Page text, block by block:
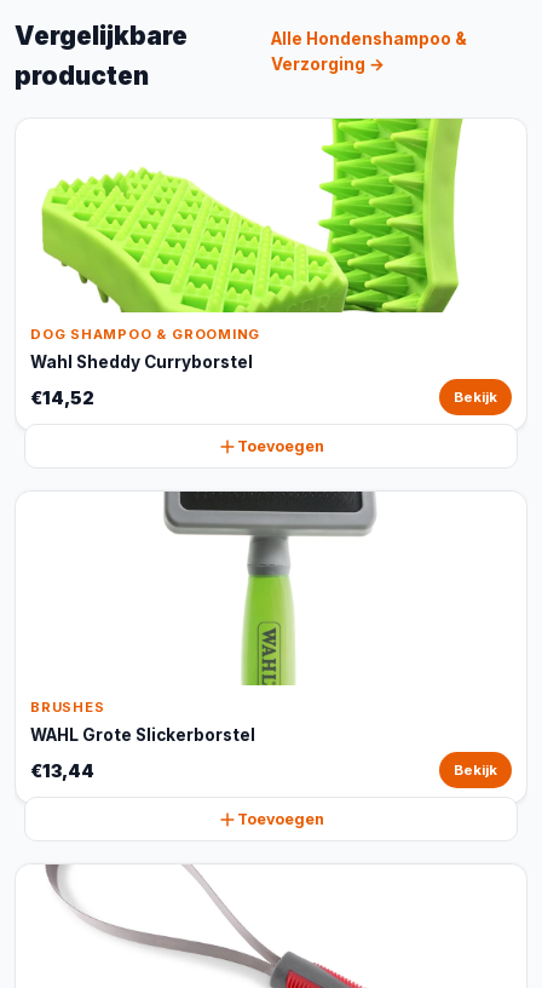
Vergelijkbare
producten
Alle Hondenshampoo &
Verzorging →
DOG SHAMPOO & GROOMING
Wahl Sheddy Curryborstel
€14,52 Bekijk
Toevoegen
BRUSHES
WAHL Grote Slickerborstel
€13,44 Bekijk
Toevoegen